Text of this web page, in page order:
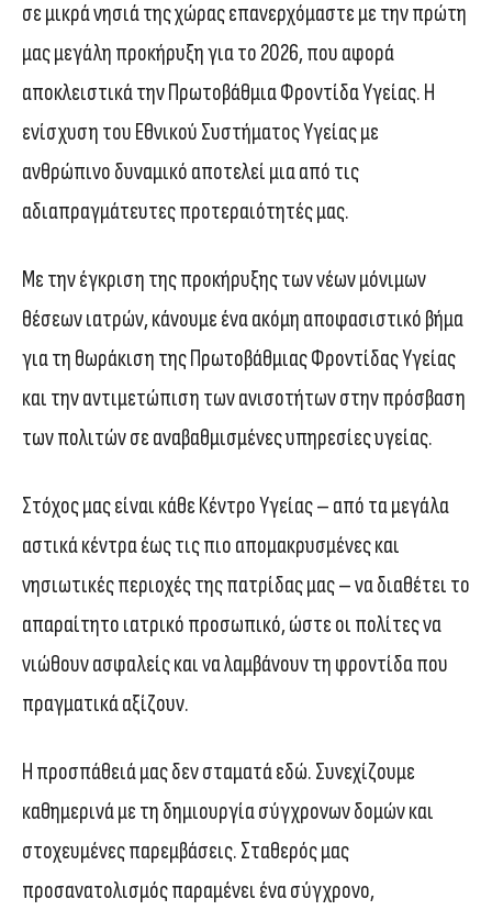
σε μικρά νησιά της χώρας επανερχόμαστε με την πρώτη
μας μεγάλη προκήρυξη για το 2026, που αφορά
αποκλειστικά την Πρωτοβάθμια Φροντίδα Υγείας. Η
ενίσχυση του Εθνικού Συστήματος Υγείας με
ανθρώπινο δυναμικό αποτελεί μια από τις
αδιαπραγμάτευτες προτεραιότητές μας.
Με την έγκριση της προκήρυξης των νέων μόνιμων
θέσεων ιατρών, κάνουμε ένα ακόμη αποφασιστικό βήμα
για τη θωράκιση της Πρωτοβάθμιας Φροντίδας Υγείας
και την αντιμετώπιση των ανισοτήτων στην πρόσβαση
των πολιτών σε αναβαθμισμένες υπηρεσίες υγείας.
Στόχος μας είναι κάθε Κέντρο Υγείας – από τα μεγάλα
αστικά κέντρα έως τις πιο απομακρυσμένες και
νησιωτικές περιοχές της πατρίδας μας – να διαθέτει το
απαραίτητο ιατρικό προσωπικό, ώστε οι πολίτες να
νιώθουν ασφαλείς και να λαμβάνουν τη φροντίδα που
πραγματικά αξίζουν.
Η προσπάθειά μας δεν σταματά εδώ. Συνεχίζουμε
καθημερινά με τη δημιουργία σύγχρονων δομών και
στοχευμένες παρεμβάσεις. Σταθερός μας
προσανατολισμός παραμένει ένα σύγχρονο,